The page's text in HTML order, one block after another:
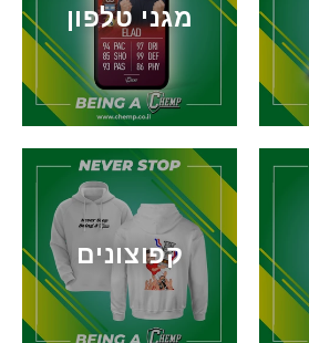
מגני טלפון
קפוצונים